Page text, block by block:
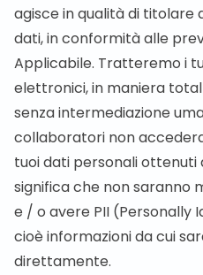
agisce in qualità di
dati, in conformità alle
Applicabile. Tratteremo i
elettronici, in maniera
senza intermediazione
collaboratori non
tuoi dati personali ottenuti
significa che non saranno
e / o avere PII (Personally
cioè informazioni da cui
direttamente.